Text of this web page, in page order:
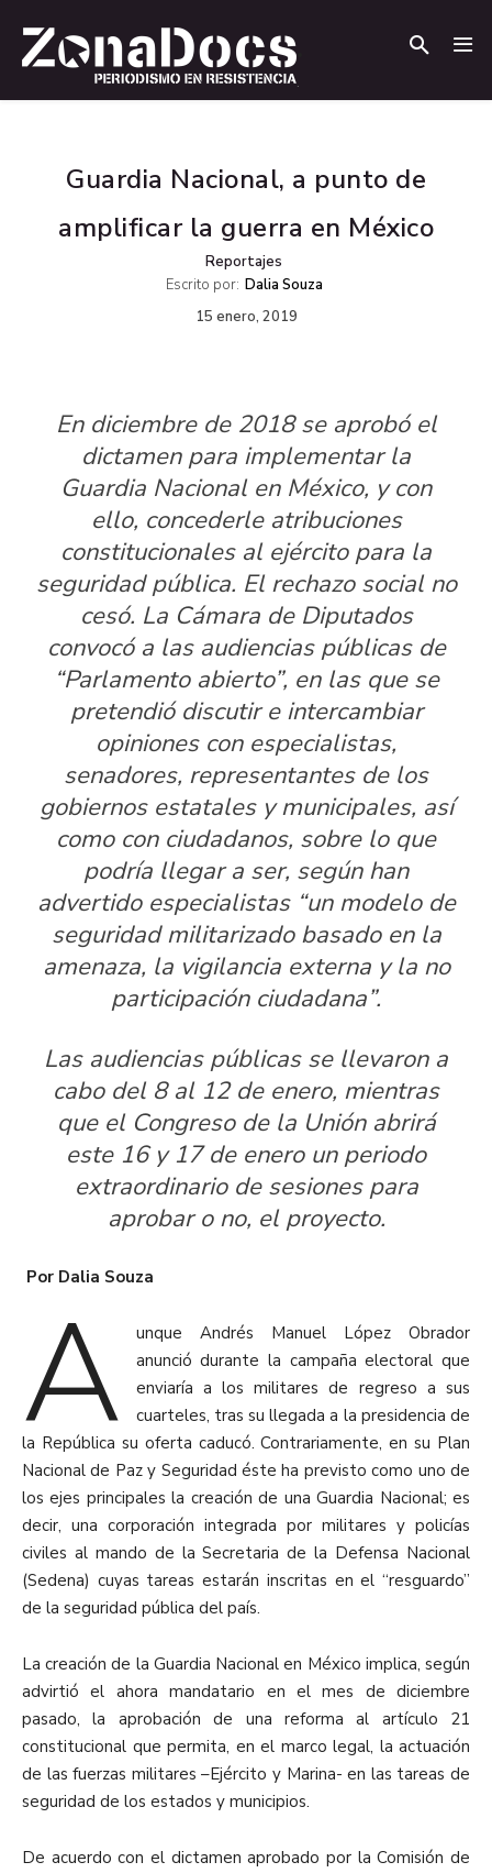
Guardia Nacional, a punto de
amplificar la guerra en México
Reportajes
Escrito por: Dalia Souza
15 enero, 2019
En diciembre de 2018 se aprobó el
dictamen para implementar la
Guardia Nacional en México, y con
ello, concederle atribuciones
constitucionales al ejército para la
seguridad pública. El rechazo social no
cesó. La Cámara de Diputados
convocó a las audiencias públicas de
“Parlamento abierto”, en las que se
pretendió discutir e intercambiar
opiniones con especialistas,
senadores, representantes de los
gobiernos estatales y municipales, así
como con ciudadanos, sobre lo que
podría llegar a ser, según han
advertido especialistas “un modelo de
seguridad militarizado basado en la
amenaza, la vigilancia externa y la no
participación ciudadana”.
Las audiencias públicas se llevaron a
cabo del 8 al 12 de enero, mientras
que el Congreso de la Unión abrirá
este 16 y 17 de enero un periodo
extraordinario de sesiones para
aprobar o no, el proyecto.
Por Dalia Souza
A
unque Andrés Manuel López Obrador
anunció durante la campaña electoral que
enviaría a los militares de regreso a sus
cuarteles, tras su llegada a la presidencia de
la República su oferta caducó. Contrariamente, en su Plan
Nacional de Paz y Seguridad éste ha previsto como uno de
los ejes principales la creación de una Guardia Nacional; es
decir, una corporación integrada por militares y policías
civiles al mando de la Secretaria de la Defensa Nacional
(Sedena) cuyas tareas estarán inscritas en el “resguardo”
de la seguridad pública del país.
La creación de la Guardia Nacional en México implica, según
advirtió el ahora mandatario en el mes de diciembre
pasado, la aprobación de una reforma al artículo 21
constitucional que permita, en el marco legal, la actuación
de las fuerzas militares –Ejército y Marina- en las tareas de
seguridad de los estados y municipios.
De acuerdo con el dictamen aprobado por la Comisión de